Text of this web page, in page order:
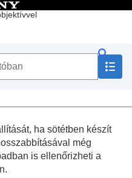
ellenőrzése
fényképezési
ha sötétben készít
még
is ellenőrizheti a